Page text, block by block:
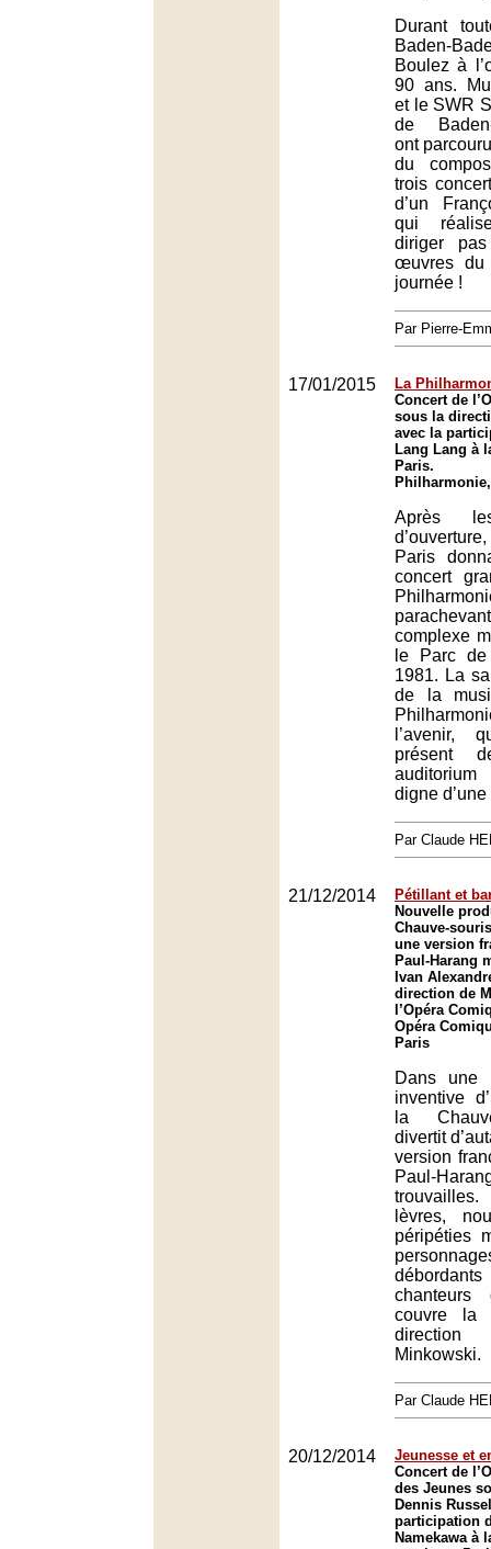
Durant
Baden-
Boulez à
90 ans.
et le SWR
de Baden-
ont
du
trois
d’un
qui
diriger
œuvres du
journée !
Par Pierre-
17/01/2015
La
Concert de
sous la
avec la
Lang Lang à
Paris.
Après
Paris
concert
complexe
le Parc
1981. La
de la
l’avenir,
présent
digne
Par Claude
21/12/2014
Pétillant et
Nouvelle
Chauve-
une version
Paul-Harang
Ivan
direction de
l’Opéra
Opéra
Paris
Dans une
inventive
la
divertit
version
Paul-
lèvres,
péripéties
couvre la
Minkowski.
Par Claude
20/12/2014
Jeunesse et
Concert de
des Jeunes
Dennis
participation
Namekawa à